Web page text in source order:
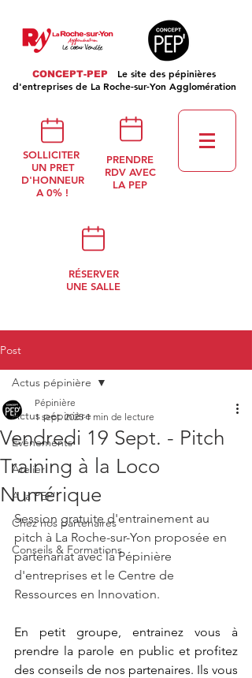
CONCEPT-PEP
Le site des pépinières
d'entreprises de La Roche-sur-Yon Agglomération
SOLLICITER
UN PRET
D'HONNEUR
A 0% !
PRENDRE
RDV AVEC
LA PEP
RÉSERVER
UNE SALLE
Post
Actus pépinière
Evénements
Atelier
A la PEP'
Chez nos partenaires
Conseils & Formations
Actus pépinière
Vendredi 19 Sept. - Pitch
Training à la Loco
Numérique
Pépinière
1 sept. 2025 1 min de lecture
Session gratuite d'entrainement au
pitch à La Roche-sur-Yon proposée en
partenariat avec la Pépinière
d'entreprises et le Centre de
Ressources en Innovation.
En petit groupe, entrainez vous à
prendre la parole en public et profitez
des conseils de nos partenaires. Ils vous